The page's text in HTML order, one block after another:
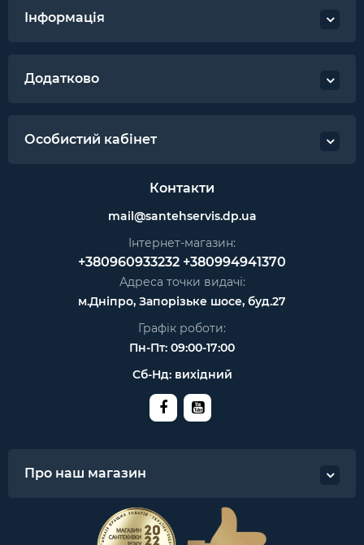
Інформація
Додатково
Особистий кабінет
Контакти
mail@santehservis.dp.ua
Інтернет-магазин:
+380960933232 +380994941370
Адреса точки видачі:
м.Дніпро, Запорізьке шосе, буд.27
Графік роботи:
Пн-Пт: 09:00-17:00
Сб-Нд: вихідний
Про наш магазин